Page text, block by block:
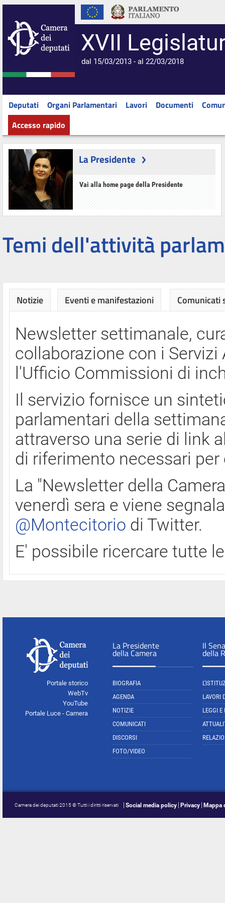
XVII
dal 15/03/2013 - al 22/03/2018
Deputati Organi Parlamentari Lavori Documenti
Accesso rapido
La Presidente
Vai alla home page della Presidente
Temi dell'attività
Notizie Eventi e manifestazioni Comunicati
Newsletter settimanale,
collaborazione con i
l'Ufficio Commissioni di
Il servizio fornisce un
parlamentari della
attraverso una serie di link
di riferimento necessari
La "Newsletter della
venerdì sera e viene
@Montecitorio di Twitter.
E' possibile ricercare tutte
Portale storico
WebTv
YouTube
Portale Luce - Camera
La Presidente
della Camera
BIOGRAFIA
AGENDA
NOTIZIE
COMUNICATI
DISCORSI
FOTO/VIDEO
Il
della
LAVORI
LEGGI E
Camera dei deputati 2015 © Tutti i diritti riservati Social media policy Privacy Mappa